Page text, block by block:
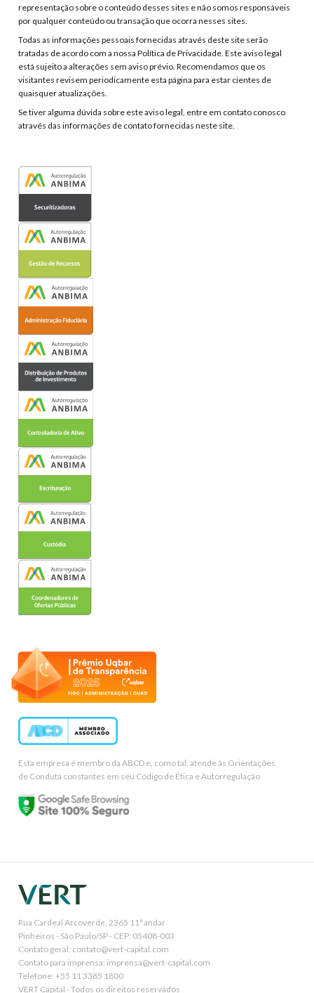
representação sobre o conteúdo desses sites e não somos responsáveis
por qualquer conteúdo ou transação que ocorra nesses sites.
Todas as informações pessoais fornecidas através deste site serão
tratadas de acordo com a nossa Política de Privacidade. Este aviso legal
está sujeito a alterações sem aviso prévio. Recomendamos que os
visitantes revisem periodicamente esta página para estar cientes de
quaisquer atualizações.
Se tiver alguma dúvida sobre este aviso legal, entre em contato conosco
através das informações de contato fornecidas neste site.
Esta empresa é membro da ABCD e, como tal, atende às Orientações
de Conduta constantes em seu Código de Ética e Autorregulação
Rua Cardeal Arcoverde, 2365 11ª andar
Pinheiros - São Paulo/SP - CEP: 05408-003
Contato geral: contato@vert-capital.com
Contato para imprensa: imprensa@vert-capital.com
Telefone: +55 11 3385 1800
VERT Capital - Todos os direitos reservados